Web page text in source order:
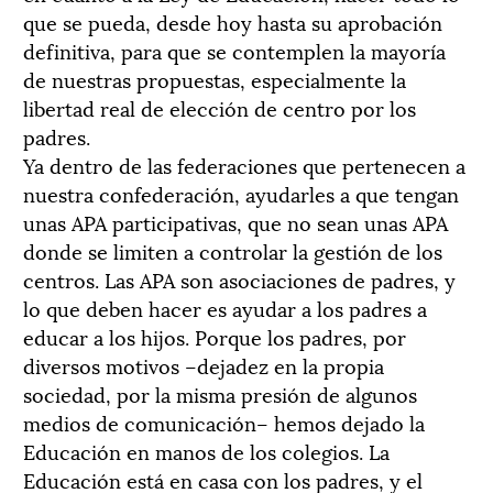
que se pueda, desde hoy hasta su aprobación
definitiva, para que se contemplen la mayoría
de nuestras propuestas, especialmente la
libertad real de elección de centro por los
padres.
Ya dentro de las federaciones que pertenecen a
nuestra confederación, ayudarles a que tengan
unas APA participativas, que no sean unas APA
donde se limiten a controlar la gestión de los
centros. Las APA son asociaciones de padres, y
lo que deben hacer es ayudar a los padres a
educar a los hijos. Porque los padres, por
diversos motivos –dejadez en la propia
sociedad, por la misma presión de algunos
medios de comunicación– hemos dejado la
Educación en manos de los colegios. La
Educación está en casa con los padres, y el